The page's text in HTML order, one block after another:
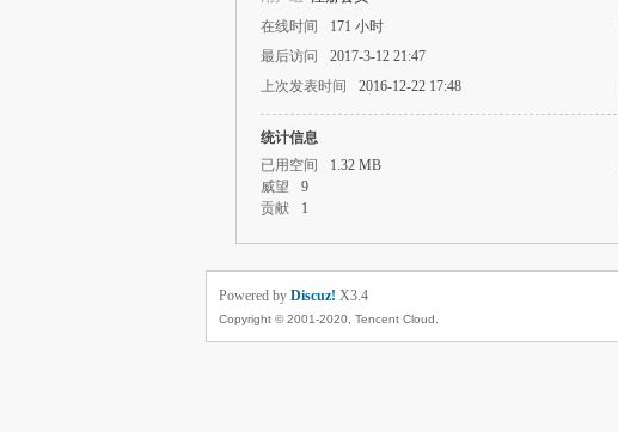
在线时间
171 小时
最后访问
2017-3-12 21:47
上次发表时间
2016-12-22 17:48
统计信息
已用空间
1.32 MB
威望
9
贡献
1
Powered by Discuz! X3.4
Copyright © 2001-2020, Tencent Cloud.